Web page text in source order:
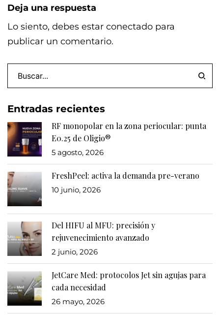
Deja una respuesta
Lo siento, debes estar conectado para
publicar un comentario.
Entradas recientes
RF monopolar en la zona periocular: punta
E0.25 de Oligio®
5 agosto, 2026
FreshPeel: activa la demanda pre-verano
10 junio, 2026
Del HIFU al MFU: precisión y
rejuvenecimiento avanzado
2 junio, 2026
JetCare Med: protocolos Jet sin agujas para
cada necesidad
26 mayo, 2026